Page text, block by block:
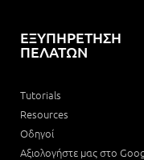
ΕΞΥΠΗΡΕΤΗΣΗ
ΠΕΛΑΤΩΝ
Tutorials
Resources
Οδηγοί
Αξιολογήστε μας στο